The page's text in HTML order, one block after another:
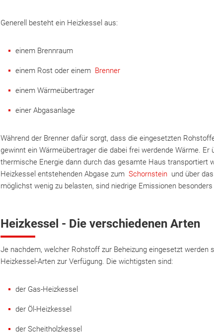
Generell besteht ein Heizkessel aus:
einem Brennraum
einem Rost oder einem Brenner
einem Wärmeübertrager
einer Abgasanlage
Während der Brenner dafür sorgt, dass die eingesetzten
gewinnt ein Wärmeübertrager die dabei frei werdende Wärme. Er
thermische Energie dann durch das gesamte Haus transportiert
Heizkessel entstehenden Abgase zum Schornstein und über
möglichst wenig zu belasten, sind niedrige Emissionen
Heizkessel - Die verschiedenen Arten
Je nachdem, welcher Rohstoff zur Beheizung eingesetzt werden
Heizkessel-Arten zur Verfügung. Die wichtigsten sind:
der Gas-Heizkessel
der Öl-Heizkessel
der Scheitholzkessel